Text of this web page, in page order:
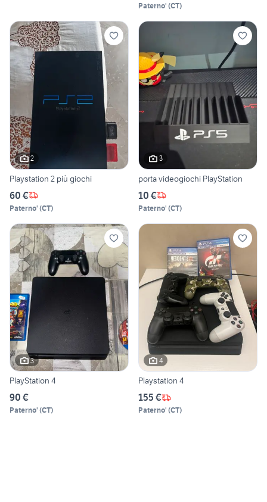
Paterno' (CT)
2
Playstation 2 più giochi
60 €
Paterno' (CT)
3
porta videogiochi PlayStation
10 €
Paterno' (CT)
3
PlayStation 4
90 €
Paterno' (CT)
4
Playstation 4
155 €
Paterno' (CT)